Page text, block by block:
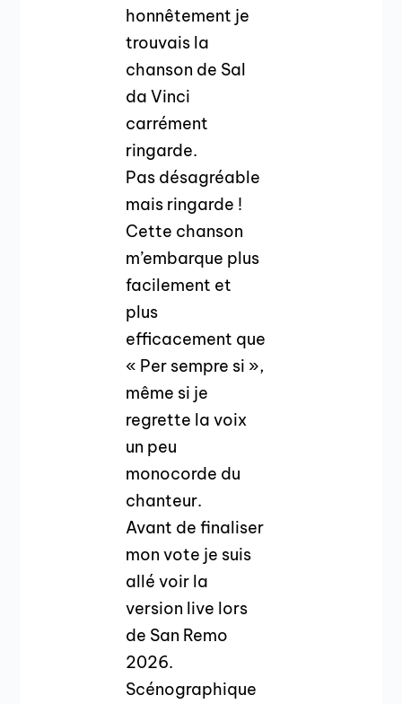
honnêtement je
trouvais la
chanson de Sal
da Vinci
carrément
ringarde.
Pas désagréable
mais ringarde !
Cette chanson
m’embarque plus
facilement et
plus
efficacement que
« Per sempre si »,
même si je
regrette la voix
un peu
monocorde du
chanteur.
Avant de finaliser
mon vote je suis
allé voir la
version live lors
de San Remo
2026.
Scénographique